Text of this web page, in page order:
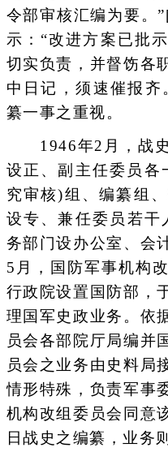
令部审核汇编为要。
示：“改进方案已批
切实负责，并督饬各
中日记，须速催报
纂一事之重视。
1946年2月，战史
设正、副主任委员各
究审核)组、编纂组
设专、兼任委员若
务部门设办公室、会
5月，国防军事机构
行政院设置国防部，
理国军史政业务。依
员会各部院厅局编并
员会之业务由史料局
情形特殊，负责军事
机构改组委员会同意
日战史之编纂，业务